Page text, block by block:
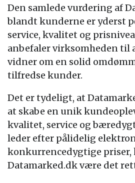
Den samlede vurdering af
blandt kunderne er yderst
service, kvalitet og
anbefaler virksomheden til
vidner om en solid
tilfredse kunder.
Det er tydeligt, at
at skabe en unik
kvalitet, service og
leder efter pålidelig
konkurrencedygtige priser,
Datamarked.dk være det